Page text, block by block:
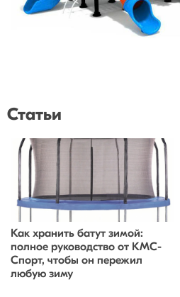
Статьи
Как хранить батут зимой:
полное руководство от КМС-
Спорт, чтобы он пережил
любую зиму